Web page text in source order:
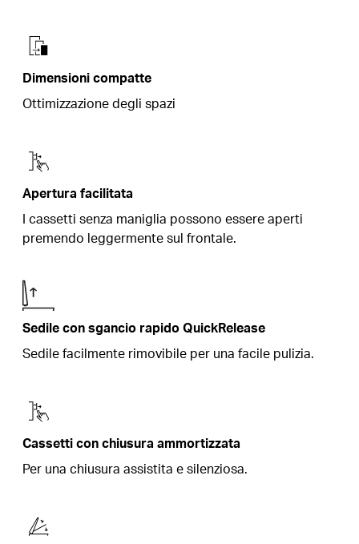
Dimensioni compatte
Ottimizzazione degli spazi
Apertura facilitata
I cassetti senza maniglia possono essere aperti
premendo leggermente sul frontale.
Sedile con sgancio rapido QuickRelease
Sedile facilmente rimovibile per una facile pulizia.
Cassetti con chiusura ammortizzata
Per una chiusura assistita e silenziosa.